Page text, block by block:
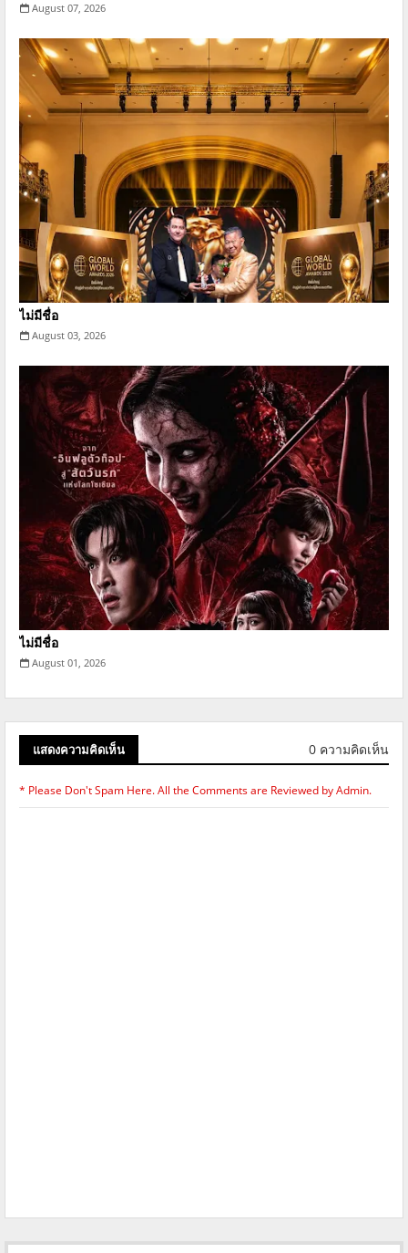
August 07, 2026
ไม่มีชื่อ
August 03, 2026
ไม่มีชื่อ
August 01, 2026
แสดงความคิดเห็น 0 ความคิดเห็น
* Please Don't Spam Here. All the Comments are Reviewed by Admin.